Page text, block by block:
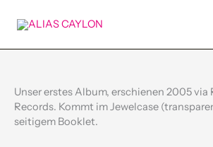
Inhalt
Unser erstes Album, erschienen 2005 via
Records. Kommt im Jewelcase
seitigem Booklet.
Menge